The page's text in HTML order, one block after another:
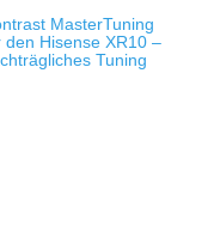
MasterTuning
den Hisense XR10 –
Tuning